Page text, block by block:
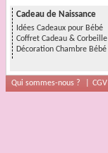
Cadeau de Naissance
Idées Cadeaux pour Bébé
Coffret Cadeau &
Décoration Chambre Bébé
Qui sommes-nous ? CGV